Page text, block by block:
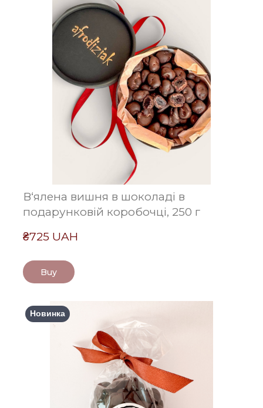
В‘ялена вишня в шоколаді в
подарунковій коробочці, 250 г
₴725 UAH
Buy
Новинка